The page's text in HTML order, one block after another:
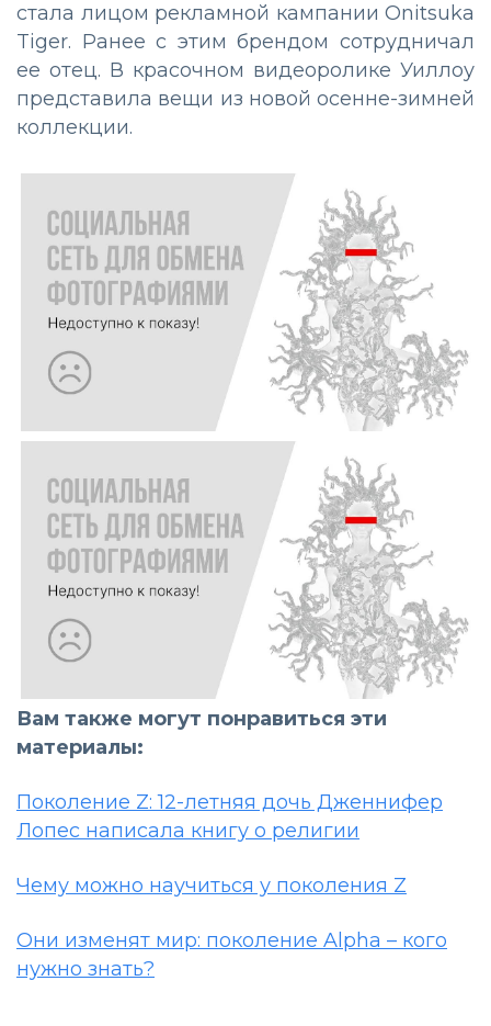
стала лицом рекламной кампании Onitsuka
Tiger. Ранее с этим брендом сотрудничал
ее отец. В красочном видеоролике Уиллоу
представила вещи из новой осенне-зимней
коллекции.
Вам также могут понравиться эти
материалы:
Поколение Z: 12-летняя дочь Дженнифер
Лопес написала книгу о религии
Чему можно научиться у поколения Z
Они изменят мир: поколение Alpha – кого
нужно знать?